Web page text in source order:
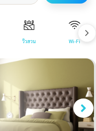
วิวสวน Wi-Fi